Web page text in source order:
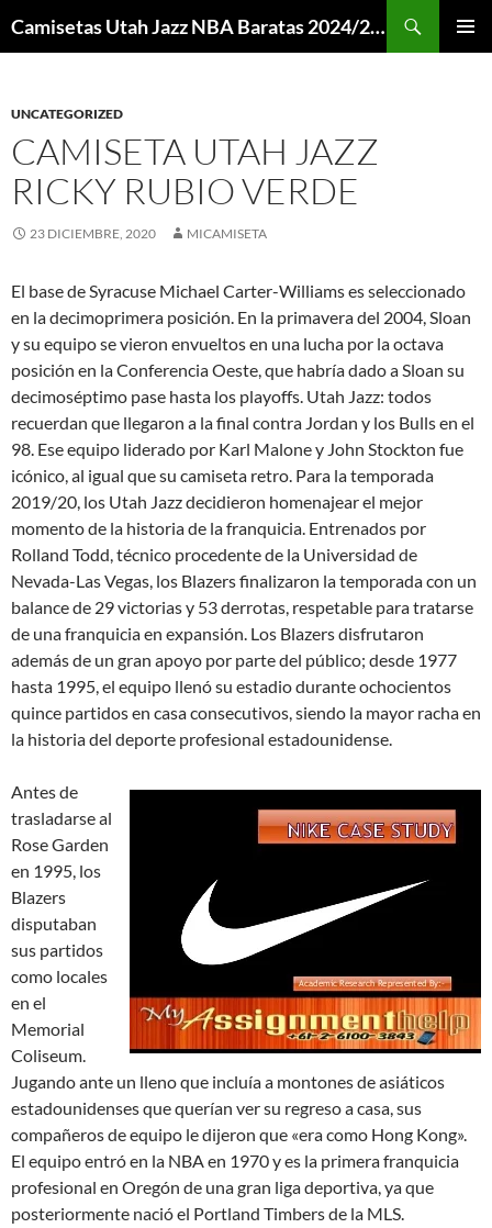
Camisetas Utah Jazz NBA Baratas 2024/2025 – Mi Camiseta NBA
UNCATEGORIZED
CAMISETA UTAH JAZZ
RICKY RUBIO VERDE
23 DICIEMBRE, 2020 MICAMISETA
El base de Syracuse Michael Carter-Williams es seleccionado
en la decimoprimera posición. En la primavera del 2004, Sloan
y su equipo se vieron envueltos en una lucha por la octava
posición en la Conferencia Oeste, que habría dado a Sloan su
decimoséptimo pase hasta los playoffs. Utah Jazz: todos
recuerdan que llegaron a la final contra Jordan y los Bulls en el
98. Ese equipo liderado por Karl Malone y John Stockton fue
icónico, al igual que su camiseta retro. Para la temporada
2019/20, los Utah Jazz decidieron homenajear el mejor
momento de la historia de la franquicia. Entrenados por
Rolland Todd, técnico procedente de la Universidad de
Nevada-Las Vegas, los Blazers finalizaron la temporada con un
balance de 29 victorias y 53 derrotas, respetable para tratarse
de una franquicia en expansión. Los Blazers disfrutaron
además de un gran apoyo por parte del público; desde 1977
hasta 1995, el equipo llenó su estadio durante ochocientos
quince partidos en casa consecutivos, siendo la mayor racha en
la historia del deporte profesional estadounidense.
Antes de
trasladarse al
Rose Garden
en 1995, los
Blazers
disputaban
sus partidos
como locales
en el
Memorial
Coliseum.
Jugando ante un lleno que incluía a montones de asiáticos
estadounidenses que querían ver su regreso a casa, sus
compañeros de equipo le dijeron que «era como Hong Kong».
El equipo entró en la NBA en 1970 y es la primera franquicia
profesional en Oregón de una gran liga deportiva, ya que
posteriormente nació el Portland Timbers de la MLS.